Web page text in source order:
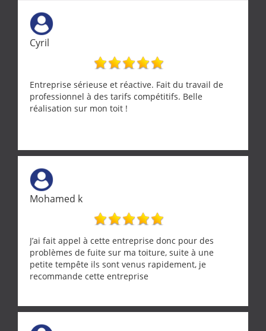
Cyril
Entreprise sérieuse et réactive. Fait du travail de
professionnel à des tarifs compétitifs. Belle
réalisation sur mon toit !
Mohamed k
J’ai fait appel à cette entreprise donc pour des
problèmes de fuite sur ma toiture, suite à une
petite tempête ils sont venus rapidement, je
recommande cette entreprise